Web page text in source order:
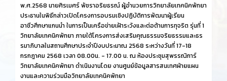
พ.ศ.2568 นายศิรเมศร์ พัชราอริยธรณ์ ผู้อำนวยการวิทยาลัยเทคนิคพัทยา
ประธานในพิธีกล่าวเปิดโครงการอบรมเชิงปฏิบัติการพัฒนาผู้เรียน
อาชีวศึกษาแกนนำ ในการเป็นเครือข่ายเฝ้าระวังและต่อต้านการทุจริต รุ่นที่ 1
วิทยาลัยเทคนิคพัทยา ภายใต้โครงการส่งเสริมคุณธรรมจริยธรรมและธร
รมาภิบาลในสถานศึกษาประจำปีงบประมาณ 2568 ระหว่างวันที่ 17-18
กรกฎาคม 2568 เวลา 08.00น. - 17.00 น. ณ ห้องประชุมสุพรรณิการ์
วิทยาลัยเทคนิคพัทยา ดำเนินงานโดย งานศูนย์ข้อมูลสารสนเทศฝ่ายแผน
งานและความร่วมมือวิทยาลัยเทคนิคพัทยา